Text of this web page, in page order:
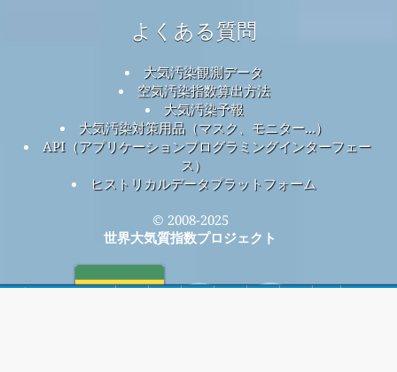
よくある質問
大気汚染観測データ
空気汚染指数算出方法
大気汚染予報
大気汚染対策用品（マスク、モニター...）
API（アプリケーションプログラミングインターフェー
ス）
ヒストリカルデータプラットフォーム
© 2008-2025
世界大気質指数プロジェクト